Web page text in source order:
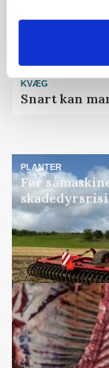
KVÆG
Snart kan
PLANTER
Før